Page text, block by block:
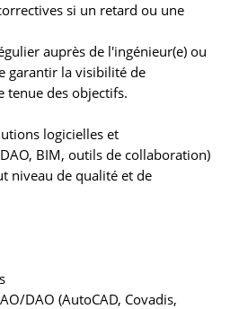
si un retard ou une
auprès de l'ingénieur(e) ou
garantir la visibilité de
tenue des objectifs.
logicielles et
BIM, outils de collaboration)
niveau de qualité et de
DAO (AutoCAD, Covadis,